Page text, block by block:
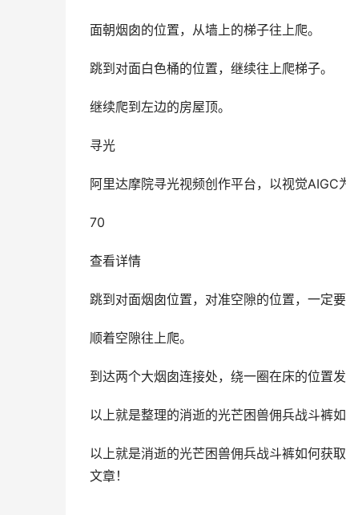
面朝烟囱的位置，从墙上的梯子往上爬。
跳到对面白色桶的位置，继续往上爬梯子。
继续爬到左边的房屋顶。
寻光
阿里达摩院寻光视频创作平台，以视觉
70
查看详情
跳到对面烟囱位置，对准空隙的位置，一定要
顺着空隙往上爬。
到达两个大烟囱连接处，绕一圈在床的位置发
以上就是整理的消逝的光芒困兽佣兵战斗裤
以上就是消逝的光芒困兽佣兵战斗裤如何获
文章！